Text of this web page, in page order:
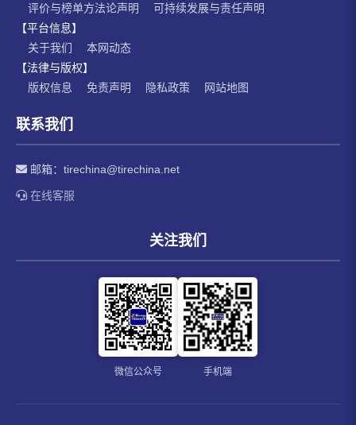
评价与榜单方法论声明
可持续发展与责任声明
【平台信息】
关于我们
本网动态
【法律与版权】
版权信息
免责声明 隐私政策 网站地图
联系我们
邮箱： tirechina@tirechina.net
在线客服
关注我们
微信公众号 手机端